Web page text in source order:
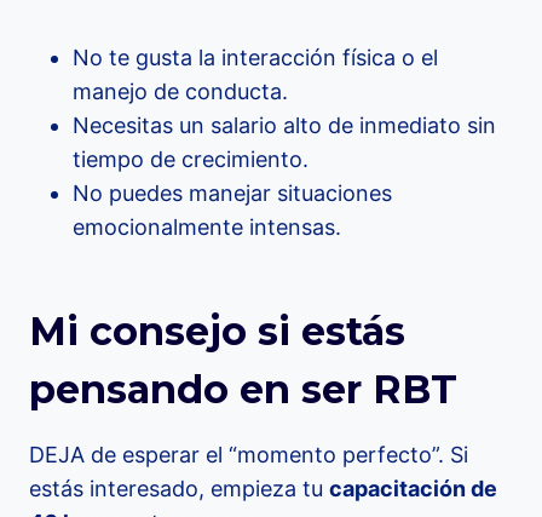
No te gusta la interacción física o el
manejo de conducta.
Necesitas un salario alto de inmediato sin
tiempo de crecimiento.
No puedes manejar situaciones
emocionalmente intensas.
Mi consejo si estás
pensando en ser RBT
DEJA de esperar el “momento perfecto”. Si
estás interesado, empieza tu capacitación de